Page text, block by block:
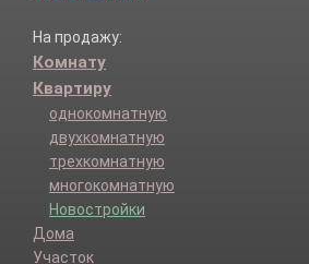
На продажу:
Комнату
Квартиру
однокомнатную
двухкомнатную
трехкомнатную
многокомнатную
Новостройки
Дома
Участок